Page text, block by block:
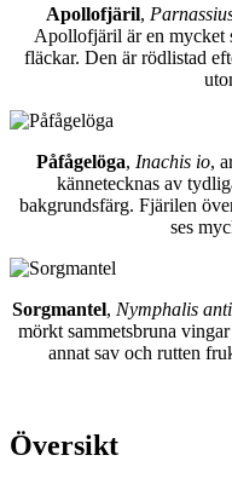
Apollofjäril,
Apollofjäril är en mycket
fläckar. Den är rödlistad
Påfågelöga, Inachis io,
kännetecknas av
bakgrundsfärg. Fjärilen
ses
Sorgmantel, Nymphalis
mörkt sammetsbruna
annat sav och rutten
Översikt